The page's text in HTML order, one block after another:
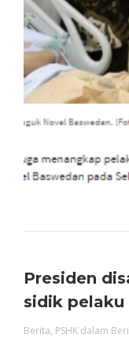
Presiden
sidik pelaku
Berita, PSHK dalam